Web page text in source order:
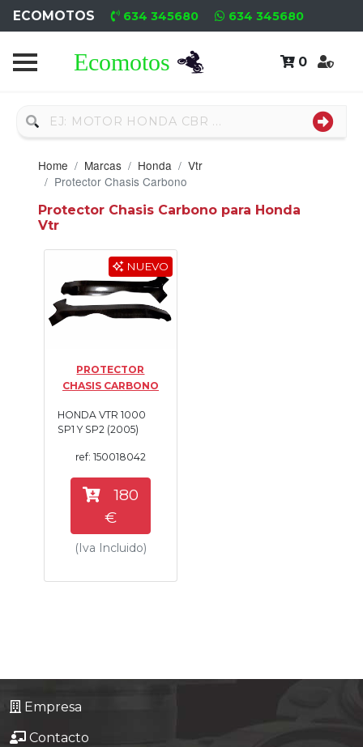
ECOMOTOS 634 345680 634 345680
0
Home
Usado
Neumáticos
Campa
Motores
Nuevos
Motores
Tasaciones
Formulario
Empresa
Contacto
Home Marcas Honda
Vtr
Protector Chasis Carbono
Protector Chasis Carbono para Honda
Vtr
NUEVO
PROTECTOR
CHASIS CARBONO
HONDA VTR 1000
SP1 Y SP2 (2005)
ref: 150018042
180
€
(Iva Incluido)
Empresa
Contacto